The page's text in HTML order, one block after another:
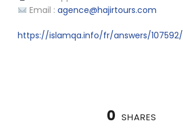
Email : agence@hajirtours.com
https://islamqa.info/fr/answers/107592/
0 SHARES